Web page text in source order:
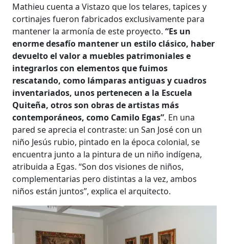
Mathieu cuenta a Vistazo que los telares, tapices y
cortinajes fueron fabricados exclusivamente para
mantener la armonía de este proyecto.“Es un
enorme desafío mantener un estilo clásico, haber
devuelto el valor a muebles patrimoniales e
integrarlos con elementos que fuimos
rescatando, como lámparas antiguas y cuadros
inventariados, unos pertenecen a la Escuela
Quiteña, otros son obras de artistas más
contemporáneos, como Camilo Egas”. En una
pared se aprecia el contraste: un San José con un
niño Jesús rubio, pintado en la época colonial, se
encuentra junto a la pintura de un niño indígena,
atribuida a Egas. “Son dos visiones de niños,
complementarias pero distintas a la vez, ambos
niños están juntos”, explica el arquitecto.